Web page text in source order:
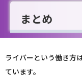
まとめ
ライバーという働き方
ています。